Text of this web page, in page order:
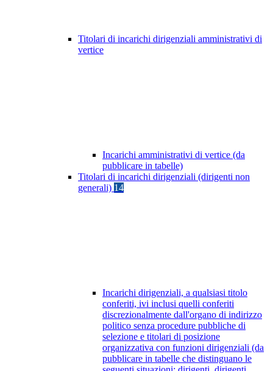
Titolari di incarichi dirigenziali amministrativi di
vertice
Incarichi amministrativi di vertice (da
pubblicare in tabelle)
Titolari di incarichi dirigenziali (dirigenti non
generali) 14
Incarichi dirigenziali, a qualsiasi titolo
conferiti, ivi inclusi quelli conferiti
discrezionalmente dall'organo di indirizzo
politico senza procedure pubbliche di
selezione e titolari di posizione
organizzativa con funzioni dirigenziali (da
pubblicare in tabelle che distinguano le